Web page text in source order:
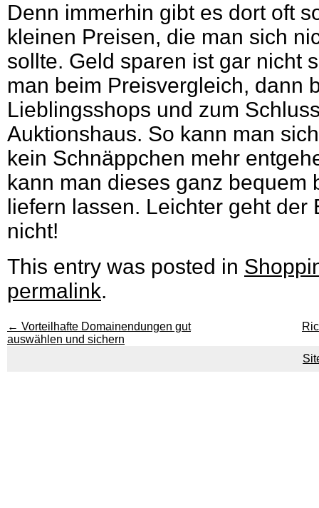
Denn immerhin gibt es dort oft
kleinen Preisen, die man sich
sollte. Geld sparen ist gar nicht
man beim Preisvergleich, dann
Lieblingsshops und zum
Auktionshaus. So kann man
kein Schnäppchen mehr
kann man dieses ganz bequem
liefern lassen. Leichter geht
nicht!
This entry was posted in
permalink.
← Vorteilhafte Domainendungen gut
auswählen und sichern